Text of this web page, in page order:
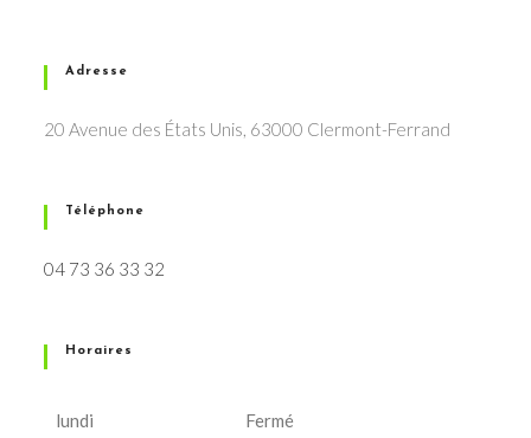
Adresse
20 Avenue des États Unis, 63000 Clermont-Ferrand
Téléphone
04 73 36 33 32
Horaires
lundi Fermé